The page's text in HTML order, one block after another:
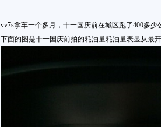
vv7s拿车一个多月，十一国庆前在城区跑了400多
下面的图是十一国庆前拍的耗油量耗油量表显从最